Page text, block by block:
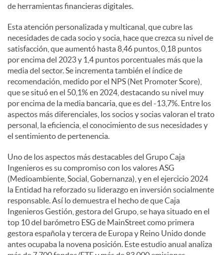
de herramientas financieras digitales.
Esta atención personalizada y multicanal, que cubre las
necesidades de cada socio y socia, hace que crezca su nivel de
satisfacción, que aumentó hasta 8,46 puntos, 0,18 puntos
por encima del 2023 y 1,4 puntos porcentuales más que la
media del sector. Se incrementa también el índice de
recomendación, medido por el NPS (Net Promoter Score),
que se situó en el 50,1% en 2024, destacando su nivel muy
por encima de la media bancaria, que es del -13,7%. Entre los
aspectos más diferenciales, los socios y socias valoran el trato
personal, la eficiencia, el conocimiento de sus necesidades y
el sentimiento de pertenencia.
Uno de los aspectos más destacables del Grupo Caja
Ingenieros es su compromiso con los valores ASG
(Medioambiente, Social, Gobernanza), y en el ejercicio 2024
la Entidad ha reforzado su liderazgo en inversión socialmente
responsable. Así lo demuestra el hecho de que Caja
Ingenieros Gestión, gestora del Grupo, se haya situado en el
top 10 del barómetro ESG de MainStreet como primera
gestora española y tercera de Europa y Reino Unido donde
antes ocupaba la novena posición. Este estudio anual analiza